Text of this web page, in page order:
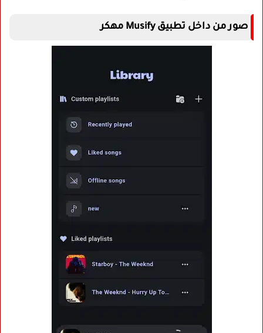
صور من داخل تطبيق Musify مهكر